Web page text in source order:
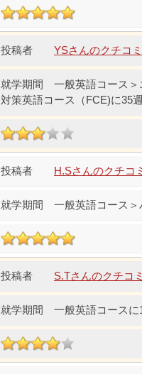
YSさんのクチコ
一般英語コース
対策英語コース（FCE)に35
H.Sさんのクチコ
一般英語コース
S.Tさんのクチコ
一般英語コースに